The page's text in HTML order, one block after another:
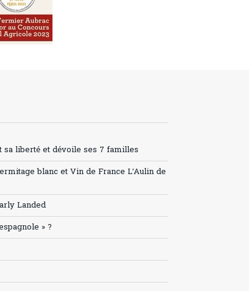
sa liberté et dévoile ses 7 familles
blanc et Vin de France L’Aulin de
Landed
» ?